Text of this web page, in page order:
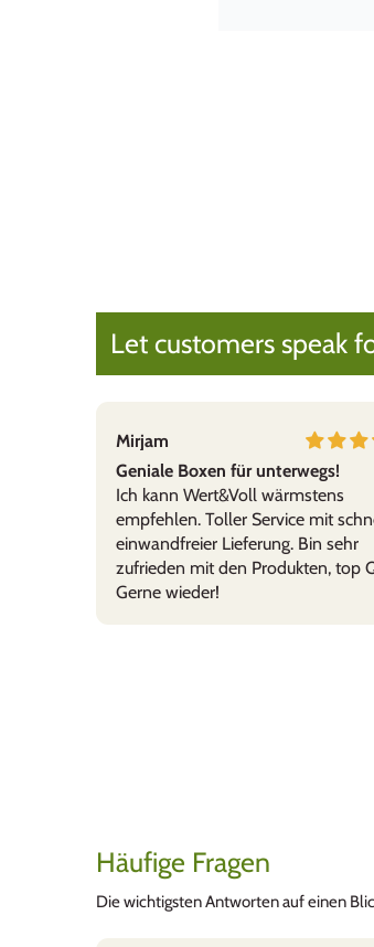
Praktisch, leicht
Wir benutzen sie
Wir können
Let customers speak
Mirjam
Geniale Boxen für unterwegs!
Ich kann Wert&Voll wärmstens
empfehlen. Toller Service mit
einwandfreier Lieferung. Bin sehr
zufrieden mit den Produkten, top
Gerne wieder!
Häufige Fragen
Die wichtigsten Antworten auf einen